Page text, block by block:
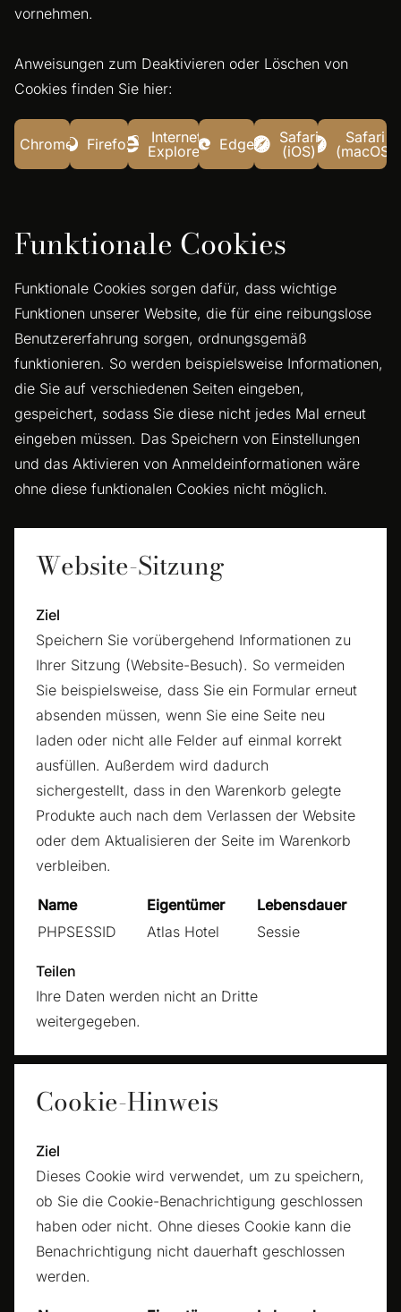
vornehmen.
Anweisungen zum Deaktivieren oder Löschen von
Cookies finden Sie hier:
Chrome Firefox
Internet
Explorer
Edge
Safari
(iOS)
Safari
(macOS)
Funktionale Cookies
Funktionale Cookies sorgen dafür, dass wichtige
Funktionen unserer Website, die für eine reibungslose
Benutzererfahrung sorgen, ordnungsgemäß
funktionieren. So werden beispielsweise Informationen,
die Sie auf verschiedenen Seiten eingeben,
gespeichert, sodass Sie diese nicht jedes Mal erneut
eingeben müssen. Das Speichern von Einstellungen
und das Aktivieren von Anmeldeinformationen wäre
ohne diese funktionalen Cookies nicht möglich.
Website-Sitzung
Ziel
Speichern Sie vorübergehend Informationen zu
Ihrer Sitzung (Website-Besuch). So vermeiden
Sie beispielsweise, dass Sie ein Formular erneut
absenden müssen, wenn Sie eine Seite neu
laden oder nicht alle Felder auf einmal korrekt
ausfüllen. Außerdem wird dadurch
sichergestellt, dass in den Warenkorb gelegte
Produkte auch nach dem Verlassen der Website
oder dem Aktualisieren der Seite im Warenkorb
verbleiben.
Name Eigentümer
Lebensdauer
PHPSESSID
Atlas Hotel Sessie
Teilen
Ihre Daten werden nicht an Dritte
weitergegeben.
Cookie-Hinweis
Ziel
Dieses Cookie wird verwendet, um zu speichern,
ob Sie die Cookie-Benachrichtigung geschlossen
haben oder nicht. Ohne dieses Cookie kann die
Benachrichtigung nicht dauerhaft geschlossen
werden.